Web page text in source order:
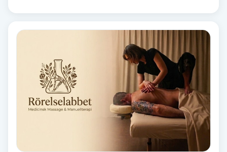
Liktornar
LPG-behandling
LPG-massage